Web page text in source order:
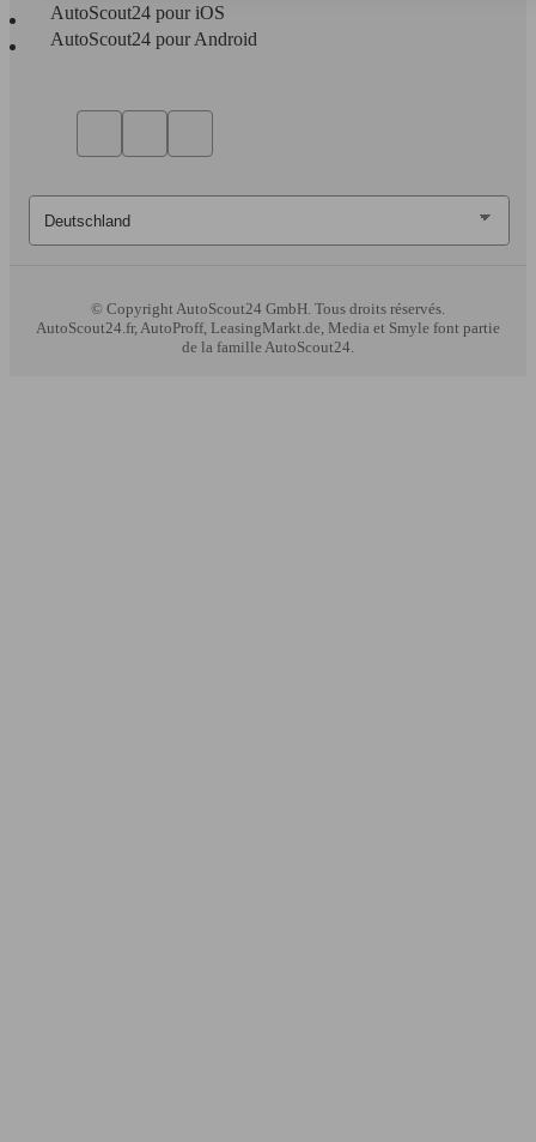
AutoScout24 pour iOS
AutoScout24 pour Android
© CopyrightAutoScout24 GmbH. Tous droits réservés.
AutoScout24.fr, AutoProff, LeasingMarkt.de, Media et Smyle font partie
de la famille AutoScout24.